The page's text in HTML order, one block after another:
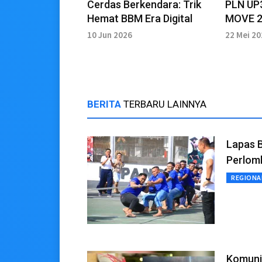
Cerdas Berkendara: Trik
Hemat BBM Era Digital
10 Jun 2026
PLN
MOVE
22 Mei
BERITA TERBARU LAINNYA
Lapas